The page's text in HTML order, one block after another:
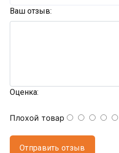
Ваш отзыв:
Оценка:
Плохой товар
Отправить отзыв